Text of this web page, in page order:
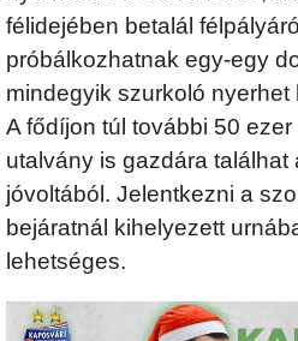
félidejében betalál
próbálkozhatnak egy-egy
mindegyik szurkoló nyerhet
A fődíjon túl további 50
utalvány is gazdára találhat
jóvoltából. Jelentkezni a
bejáratnál kihelyezett
lehetséges.